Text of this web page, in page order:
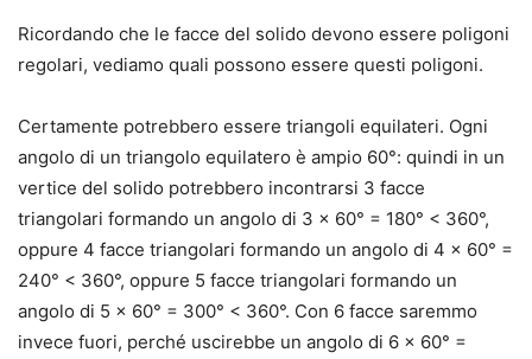
Ricordando che le facce del solido devono essere poligoni
regolari, vediamo quali possono essere questi poligoni.
Certamente potrebbero essere triangoli equilateri. Ogni
angolo di un triangolo equilatero è ampio 60°: quindi in un
vertice del solido potrebbero incontrarsi 3 facce
triangolari formando un angolo di 3 × 60° = 180° < 360°,
oppure 4 facce triangolari formando un angolo di 4 × 60° =
240° < 360°, oppure 5 facce triangolari formando un
angolo di 5 × 60° = 300° < 360°. Con 6 facce saremmo
invece fuori, perché uscirebbe un angolo di 6 × 60° =